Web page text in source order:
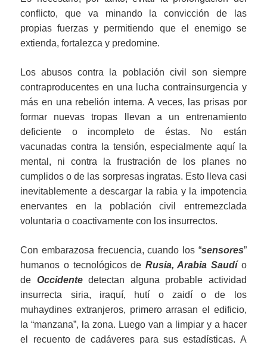
conflicto, que va minando la convicción de las
propias fuerzas y permitiendo que el enemigo se
extienda, fortalezca y predomine.
Los abusos contra la población civil son siempre
contraproducentes en una lucha contrainsurgencia y
más en una rebelión interna. A veces, las prisas por
formar nuevas tropas llevan a un entrenamiento
deficiente o incompleto de éstas. No están
vacunadas contra la tensión, especialmente aquí la
mental, ni contra la frustración de los planes no
cumplidos o de las sorpresas ingratas. Esto lleva casi
inevitablemente a descargar la rabia y la impotencia
enervantes en la población civil entremezclada
voluntaria o coactivamente con los insurrectos.
Con embarazosa frecuencia, cuando los “sensores”
humanos o tecnológicos de Rusia,Arabia Saudío
de Occidentedetectan alguna probable actividad
insurrecta siria, iraquí, hutí o zaidí o de los
muhaydines extranjeros, primero arrasan el edificio,
la “manzana”, la zona. Luego van a limpiar y a hacer
el recuento de cadáveres para sus estadísticas. A